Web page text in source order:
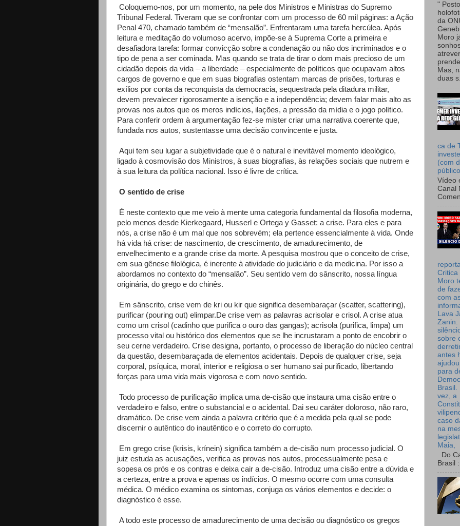
Coloquemo-nos, por um momento, na pele dos Ministros e Ministras do Supremo
Tribunal Federal. Tiveram que se confrontar com um processo de 60 mil páginas: a Ação
Penal 470, chamado também de “mensalão”. Enfrentaram uma tarefa hercúlea. Após
leitura e meditação do volumoso acervo, impõe-se à Suprema Corte a primeira e
desafiadora tarefa: formar convicção sobre a condenação ou não dos incriminados e o
tipo de pena a ser cominada. Mas quando se trata de tirar o dom mais precioso de um
cidadão depois da vida – a liberdade – especialmente de políticos que ocupavam altos
cargos de governo e que em suas biografias ostentam marcas de prisões, torturas e
exílios por conta da reconquista da democracia, sequestrada pela ditadura militar,
devem prevalecer rigorosamente a isenção e a independência; devem falar mais alto as
provas nos autos que os meros indícios, ilações, a pressão da mídia e o jogo político.
Para conferir ordem à argumentação fez-se mister criar uma narrativa coerente que,
fundada nos autos, sustentasse uma decisão convincente e justa.
Aqui tem seu lugar a subjetividade que é o natural e inevitável momento ideológico,
ligado à cosmovisão dos Ministros, à suas biografias, às relações sociais que nutrem e
à sua leitura da política nacional. Isso é livre de crítica.
O sentido de crise
É neste contexto que me veio à mente uma categoria fundamental da filosofia moderna,
pelo menos desde Kierkegaard, Husserl e Ortega y Gasset: a crise. Para eles e para
nós, a crise não é um mal que nos sobrevém; ela pertence essencialmente à vida. Onde
há vida há crise: de nascimento, de crescimento, de amadurecimento, de
envelhecimento e a grande crise da morte. A pesquisa mostrou que o conceito de crise,
em sua gênese filológica, é inerente à atividade do judiciário e da medicina. Por isso a
abordamos no contexto do “mensalão”. Seu sentido vem do sânscrito, nossa língua
originária, do grego e do chinês.
Em sânscrito, crise vem de kri ou kir que significa desembaraçar (scatter, scattering),
purificar (pouring out) elimpar.De crise vem as palavras acrisolar e crisol. A crise atua
como um crisol (cadinho que purifica o ouro das gangas); acrisola (purifica, limpa) um
processo vital ou histó­rico dos elementos que se lhe incrustaram a ponto de encobrir o
seu cerne verdadeiro. Crise designa, portanto, o processo de liberação do núcleo central
da questão, desembaraçada de elementos acidentais. Depois de qualquer crise, seja
corporal, psíquica, moral, interior e religiosa o ser humano sai purificado, libertando
forças para uma vida mais vigorosa e com novo sentido.
Todo processo de purificação implica uma de-cisão que instaura uma cisão entre o
verdadeiro e falso, entre o substancial e o acidental. Dai seu caráter doloroso, não raro,
dramático. De crise vem ainda a palavra critério que é a medida pela qual se pode
discernir o autêntico do inautêntico e o correto do corrupto.
Em grego crise (krisis, krínein) significa também a de-cisão num processo judicial. O
juiz estuda as acusações, verifica as provas nos autos, processualmente pesa e
sopesa os prós e os contras e deixa cair a de-cisão. Introduz uma cisão entre a dúvida e
a certeza, entre a prova e apenas os indícios. O mesmo ocorre com uma consulta
médica. O médico examina os sintomas, conjuga os vários elementos e decide: o
diagnóstico é esse.
A todo este processo de amadurecimento de uma decisão ou diagnóstico os gregos
"
da
Moro
Mas,
duas
ca de
(com
Vídeo
Canal
Critica
Moro
de
com
Lava
Zanin.
sobre
antes
para
Brasil.
vez, a
caso
na
Maia,
Do
Brasil :